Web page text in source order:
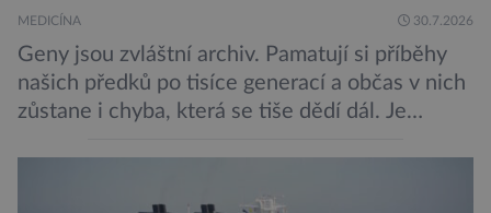
MEDICÍNA 30.7.2026
Geny jsou zvláštní archiv. Pamatují si příběhy
našich předků po tisíce generací a občas v nich
zůstane i chyba, která se tiše dědí dál. Je
jednou rozhodnout o zdraví jeho dítěte. Právě